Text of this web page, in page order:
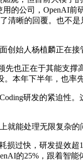
的公司，OpenAI前
晰的回覆。也不
始人杨植麟正在接
也正在于其能支撑
本年下半年，也率
研发的紧迫性。
就能处理无限复杂的
过快，研发提效超
的25%，跟着智